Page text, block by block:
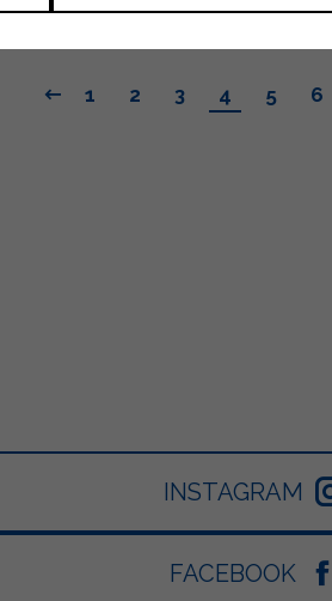
1 2 3 4 5 6
INSTAGRAM
FACEBOOK